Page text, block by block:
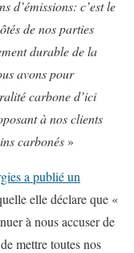
d’émissions: c’est le
de nos parties
durable de la
avons pour
carbone d’ici
à nos clients
carbonés »
a publié un
elle déclare que «
à nous accuser de
mettre toutes nos